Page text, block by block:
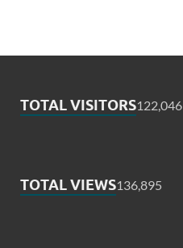
TOTAL VISITORS122,046
TOTAL VIEWS136,895